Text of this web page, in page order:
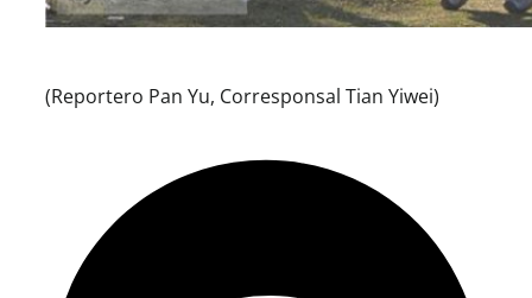
(Reportero Pan Yu, Corresponsal Tian Yiwei)